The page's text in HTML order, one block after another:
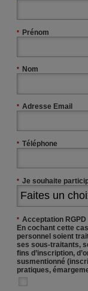
* Prénom
* Nom
* Adresse Email
* Téléphone
* Je souhaite
* Acceptation RGPD
En cochant cette
personnel soient
ses sous-traitants,
fins d’inscription,
susmentionné
pratiques,